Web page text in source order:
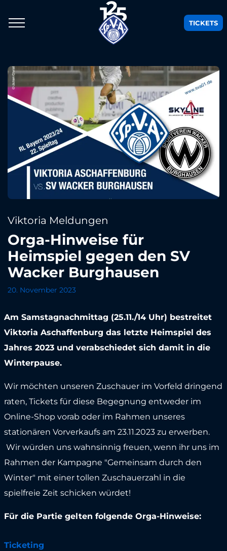
TICKETS
Viktoria Meldungen
Orga-Hinweise für
Heimspiel gegen den SV
Wacker Burghausen
20. November 2023
Am Samstagnachmittag (25.11./14 Uhr) bestreitet
Viktoria Aschaffenburg das letzte Heimspiel des
Jahres 2023 und verabschiedet sich damit in die
Winterpause.
Wir möchten unseren Zuschauer im Vorfeld dringend
raten, Tickets für diese Begegnung entweder im
Online-Shop vorab oder im Rahmen unseres
stationären Vorverkaufs am 23.11.2023 zu erwerben.
Wir würden uns wahnsinnig freuen, wenn ihr uns im
Rahmen der Kampagne "Gemeinsam durch den
Winter" mit einer tollen Zuschauerzahl in die
spielfreie Zeit schicken würdet!
Für die Partie gelten folgende Orga-Hinweise:
Ticketing